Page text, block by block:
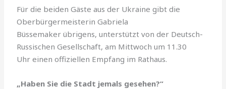
Für die beiden Gäste aus der Ukraine gibt die
Oberbürgermeisterin Gabriela
Büssemaker übrigens, unterstützt von der Deutsch-
Russischen Gesellschaft, am Mittwoch um 11.30
Uhr einen offiziellen Empfang im Rathaus.
„Haben Sie die Stadt jemals gesehen?“